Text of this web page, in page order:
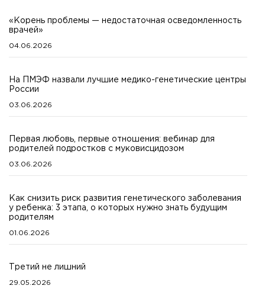
«Корень проблемы — недостаточная осведомленность
врачей»
04.06.2026
На ПМЭФ назвали лучшие медико-генетические центры
России
03.06.2026
Первая любовь, первые отношения: вебинар для
родителей подростков с муковисцидозом
03.06.2026
Как снизить риск развития генетического заболевания
у ребенка: 3 этапа, о которых нужно знать будущим
родителям
01.06.2026
Третий не лишний
29.05.2026